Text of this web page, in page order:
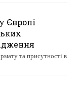
Європі
та присутності в